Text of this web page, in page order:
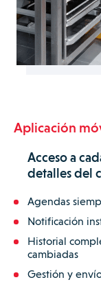
Aplicación
Acceso a
detalles del
Agendas
Notificación
Historial
cambiadas
Gestión y